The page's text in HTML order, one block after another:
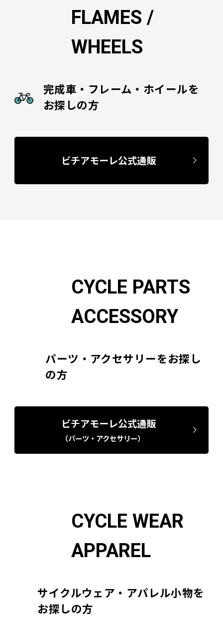
FLAMES /
WHEELS
完成車・フレーム・ホイールを
お探しの方
ビチアモーレ公式通販
CYCLE PARTS
ACCESSORY
パーツ・アクセサリーをお探し
の方
ビチアモーレ公式通販
（パーツ・アクセサリー）
CYCLE WEAR
APPAREL
サイクルウェア・アパレル小物を
お探しの方